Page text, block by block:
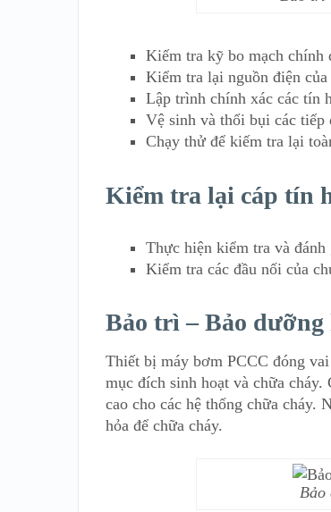
Kiếm tra kỹ bo mạch chính
Kiểm tra lại nguồn điện
Lập trình chính xác các tín
Vệ sinh và thổi bụi các
Chạy thử để kiếm tra lại
Kiểm tra lại cáp tín
Thực hiện kiểm tra và
Kiểm tra các đầu nối của
Bảo trì – Bảo dưỡng
Thiết bị máy bơm PCCC đóng
mục đích sinh hoạt và chữa
cao cho các hệ thống chữa cháy.
hỏa để chữa cháy.
Bảo